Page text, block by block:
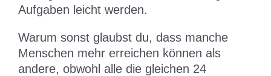
Aufgaben leicht werden.
Warum sonst glaubst du, dass manche
Menschen mehr erreichen können als
andere, obwohl alle die gleichen 24